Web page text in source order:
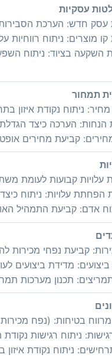
חדש: הערכת הסבירות
מוצרים: ניתוח רווחיות
השקעה בציוד: ניתוח
ניתוח נקודת איזון
הנחות: הערכה כיצד
קביעת מחירים
עלויות קבועות לעומת
עלויות: ניתוח כיצד
אדם: קביעת התמהיל
קביעת נפחי מכירות
מדידת ביצועים
תכנון מערכות
בטיחות: (נפח מכירות
ניתוח רגישות
ניתוח נקודת